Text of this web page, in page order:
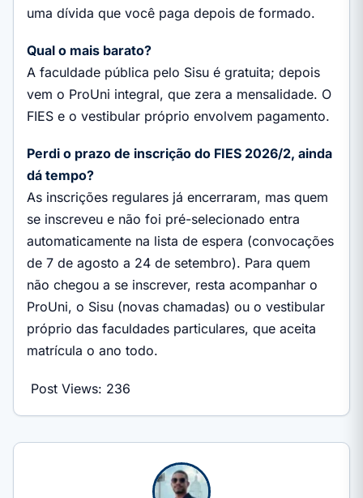
uma dívida que você paga depois de formado.
Qual o mais barato?
A faculdade pública pelo Sisu é gratuita; depois
vem o ProUni integral, que zera a mensalidade. O
FIES e o vestibular próprio envolvem pagamento.
Perdi o prazo de inscrição do FIES 2026/2, ainda
dá tempo?
As inscrições regulares já encerraram, mas quem
se inscreveu e não foi pré-selecionado entra
automaticamente na lista de espera (convocações
de 7 de agosto a 24 de setembro). Para quem
não chegou a se inscrever, resta acompanhar o
ProUni, o Sisu (novas chamadas) ou o vestibular
próprio das faculdades particulares, que aceita
matrícula o ano todo.
Post Views: 236